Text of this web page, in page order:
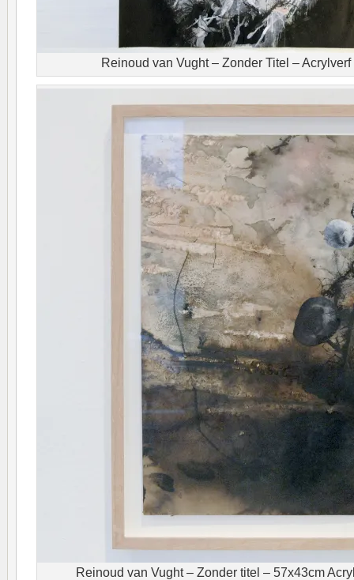
Reinoud van Vught – Zonder Titel –
Reinoud van Vught – Zonder titel – 57x43cm